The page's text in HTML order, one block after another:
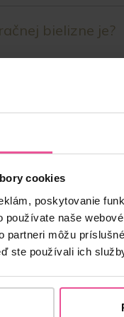
cookies
poskytovanie
používate naše
partneri môžu
ste používali ich
bielizne je?